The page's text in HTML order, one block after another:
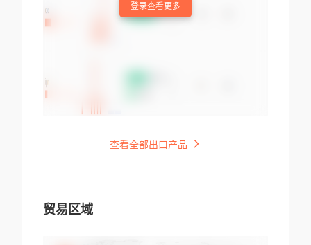
登录查看更多
查看全部出口产品
贸易区域